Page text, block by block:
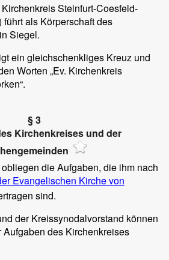
Steinfurt-Coesfeld-
als Körperschaft des
Siegel.
ein gleichschenkliges Kreuz und
Worten „Ev. Kirchenkreis
§ 3
Kirchenkreises und der
die Aufgaben, die ihm nach
Evangelischen Kirche von
sind.
der Kreissynodalvorstand können
des Kirchenkreises